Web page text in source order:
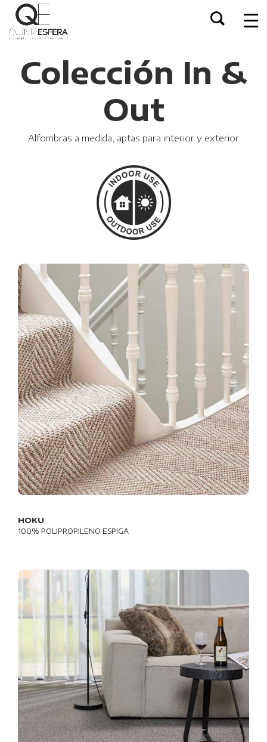
Colección In &
Out
Alfombras a medida, aptas para interior y exterior
HOKU
100% POLIPROPILENO ESPIGA